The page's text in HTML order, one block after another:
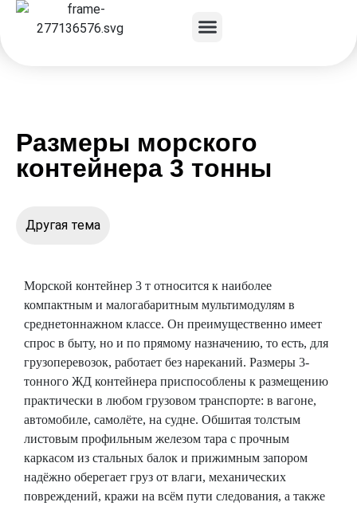
Размеры морского
контейнера 3 тонны
Другая тема
Морской контейнер 3 т относится к наиболее
компактным и малогабаритным мультимодулям в
среднетоннажном классе. Он преимущественно имеет
спрос в быту, но и по прямому назначению, то есть, для
грузоперевозок, работает без нареканий. Размеры 3-
тонного ЖД контейнера приспособлены к размещению
практически в любом грузовом транспорте: в вагоне,
автомобиле, самолёте, на судне. Обшитая толстым
листовым профильным железом тара с прочным
каркасом из стальных балок и прижимным запором
надёжно оберегает груз от влаги, механических
повреждений, кражи на всём пути следования, а также